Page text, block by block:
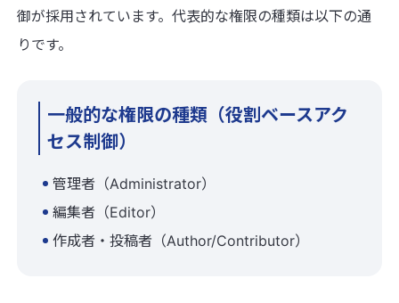
御が採用されています。代表的な権限の種類は以下の通
りです。
一般的な権限の種類（役割ベースアク
セス制御）
管理者（Administrator）
編集者（Editor）
作成者・投稿者（Author/Contributor）